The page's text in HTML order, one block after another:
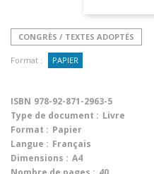
CONGRÈS / TEXTES ADOPTÉS
Format : PAPIER
ISBN 978-92-871-2963-5
Type de document : Livre
Format : Papier
Langue : Français
Dimensions : A4